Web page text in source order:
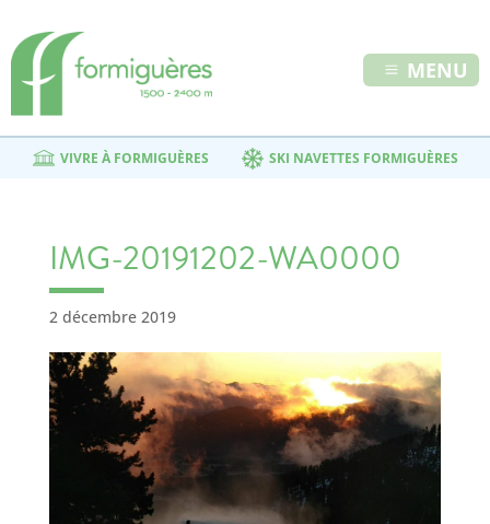
MENU
VIVRE À FORMIGUÈRES SKI NAVETTES FORMIGUÈRES
IMG-20191202-WA0000
2 décembre 2019